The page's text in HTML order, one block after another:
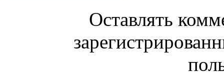
Оставлять